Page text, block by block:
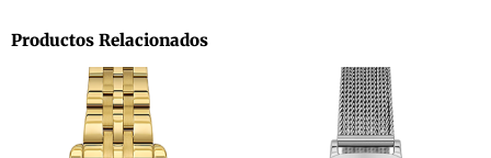
Productos Relacionados